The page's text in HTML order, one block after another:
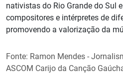
nativistas do Rio Grande do Sul
compositores e intérpretes de
promovendo a valorização da
Fonte: Ramon Mendes -
ASCOM Carijo da Canção